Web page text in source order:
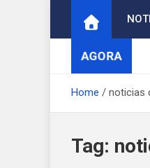
content
AGORA
Home noticias
Tag: